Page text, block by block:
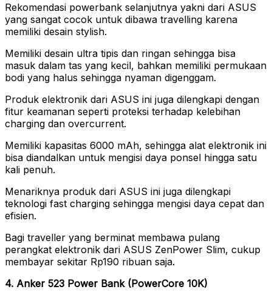
Rekomendasi powerbank selanjutnya yakni dari ASUS
yang sangat cocok untuk dibawa travelling karena
memiliki desain stylish.
Memiliki desain ultra tipis dan ringan sehingga bisa
masuk dalam tas yang kecil, bahkan memiliki permukaan
bodi yang halus sehingga nyaman digenggam.
Produk elektronik dari ASUS ini juga dilengkapi dengan
fitur keamanan seperti proteksi terhadap kelebihan
charging dan overcurrent.
Memiliki kapasitas 6000 mAh, sehingga alat elektronik ini
bisa diandalkan untuk mengisi daya ponsel hingga satu
kali penuh.
Menariknya produk dari ASUS ini juga dilengkapi
teknologi fast charging sehingga mengisi daya cepat dan
efisien.
Bagi traveller yang berminat membawa pulang
perangkat elektronik dari ASUS ZenPower Slim, cukup
membayar sekitar Rp190 ribuan saja.
4. Anker 523 Power Bank (PowerCore 10K)